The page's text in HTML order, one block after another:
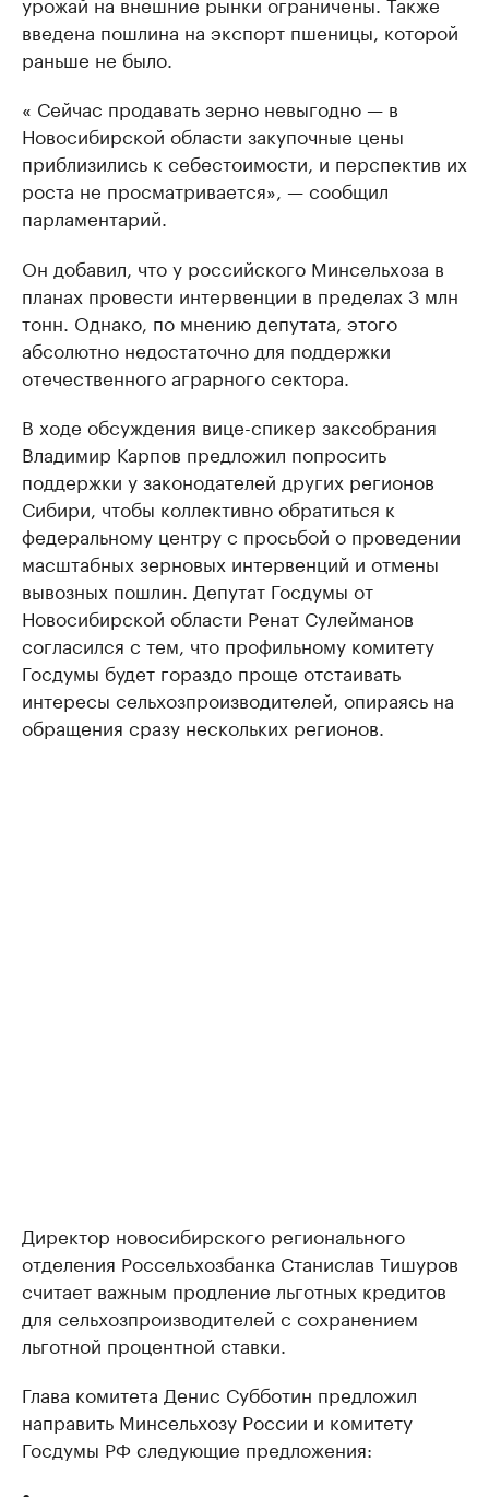
введена пошлина на экспорт пшеницы, которой
раньше не было.
« Сейчас продавать зерно невыгодно — в
Новосибирской области закупочные цены
приблизились к себестоимости, и перспектив их
роста не просматривается», — сообщил
парламентарий.
Он добавил, что у российского Минсельхоза в
планах провести интервенции в пределах 3 млн
тонн. Однако, по мнению депутата, этого
абсолютно недостаточно для поддержки
отечественного аграрного сектора.
В ходе обсуждения вице-спикер заксобрания
Владимир Карпов предложил попросить
поддержки у законодателей других регионов
Сибири, чтобы коллективно обратиться к
федеральному центру с просьбой о проведении
масштабных зерновых интервенций и отмены
вывозных пошлин. Депутат Госдумы от
Новосибирской области Ренат Сулейманов
согласился с тем, что профильному комитету
Госдумы будет гораздо проще отстаивать
интересы сельхозпроизводителей, опираясь на
обращения сразу нескольких регионов.
Директор новосибирского регионального
отделения Россельхозбанка Станислав Тишуров
считает важным продление льготных кредитов
для сельхозпроизводителей с сохранением
льготной процентной ставки.
Глава комитета Денис Субботин предложил
направить Минсельхозу России и комитету
Госдумы РФ следующие предложения: